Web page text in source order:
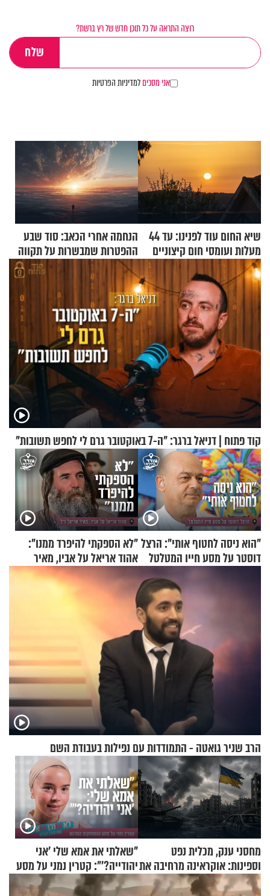
רוצה התראה על כל תוכן חדש של רץ ברשת?
אני מסכיםלמדיניות הפרטיות
שיא החום עוד לפנינו: עד 44
מעלות ועומסי חום קיצוניים
הנחמה אחרי הכאב: סוד שבע
ההפטרות שמבשרות על תקווה
וגאולה
קוד פתוח | דניאל ברגר: "ה-7 באוקטובר גרם לי לחפש תשובות"
"הוא ניסה לחטוף אותי": הרצל
דוסטר על מסע חייו המטלטל
"לא הספקתי להיפרד ממנו":
אהוד אריאל על אביו, מאיר
אריאל ז"ל
הרב שניר גואטה - התמודדות עם נפילות בעבודת השם
מחסני ענק, מכלית נפט
וספינות: אוקראינה מרחיבה את
התקיפות בעומק רוסיה
"שאלתי את אמא שלי 'אני
יהודייה?'": קטרין נמני על מסע
ההתחזקות המרגש